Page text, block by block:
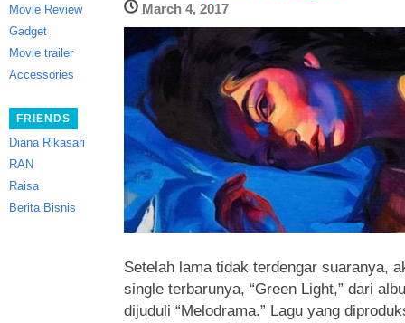
Movie Review
Gadget
Movie trailer
Accessories
FRIENDS
Diana Rikasari
RAN
Raisa
Berita Bisnis
March 4, 2017
Setelah lama tidak terdengar suaranya,
single terbarunya, “Green Light,” dari
dijuduli “Melodrama.” Lagu yang